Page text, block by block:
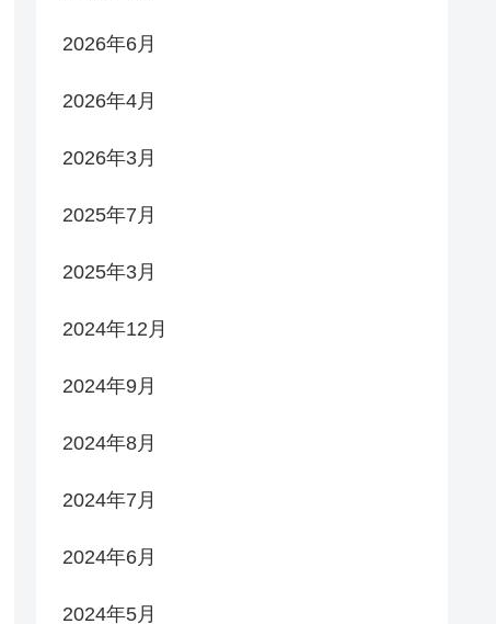
2026年6月
2026年4月
2026年3月
2025年7月
2025年3月
2024年12月
2024年9月
2024年8月
2024年7月
2024年6月
2024年5月